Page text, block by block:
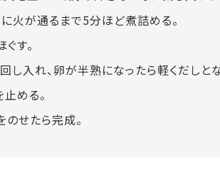
火が通るまで5分ほど煮詰める。
す。
入れ、卵が半熟になったら軽くだしと
める。
せたら完成。